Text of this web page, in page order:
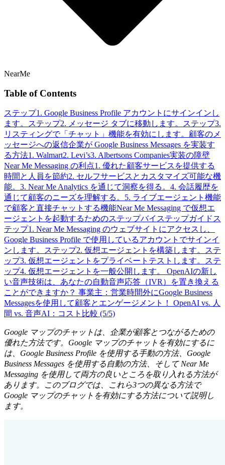
NearMe
Table of Contents
ステップ1. Google Business Profile アカウントにサインインし
ます。
ステップ2. メッセージ タブに移動します。
ステップ3.
リスティングで「チャット」機能を有効にします。 顧客のメ
ッセージへの返信企業が Google Business Messages を実装す
る方法1. Walmart2. Levi’s3. Albertsons Companies実装の障壁
Near Me Messaging の利点1. 優れた顧客サービスを提供する
時間と人員を節約2. セルフサービスとカスタマイズ可能な機
能。 3. Near Me Analytics を通じて洞察を得る。 4. 会話履歴を
通じて顧客のニーズを理解する。 5. ライブエージェント機能
で顧客と直接チャットする機能Near Me Messaging で仮想エ
ージェントを起動するためのステップバイステップガイド ス
テップ1. Near Me Messaging のウェブサイトにアクセスし、
Google Business Profile で使用しているアカウントでサインイ
ンします。
ステップ2. 仮想エージェントを構築します。
ステ
ップ3. 仮想エージェントをプライベートテストします。
ステ
ップ4. 仮想エージェントを一般公開します。
OpenAIの新し
い音声技術は、あなたの自動音声応答（IVR）を置き換える
ことができますか？ 事業主：営業時間外にGoogle Business
Messagesを使用して顧客とエンゲージメント！ OpenAI vs. 人
間 vs. 音声AI：コスト比較 (5/5)
Google マップのチャットは、企業が顧客とつながるための
優れた方法です。Google マップのチャットを有効にするに
は、Google Business Profile を使用する手動の方法、Google
Business Messages を使用する自動の方法、そして Near Me
Messaging を使用して両方の良いところを取り入れる方法が
あります。このブログでは、これら3つの異なる方法で
Google マップのチャットを有効にする方法について説明し
ます。